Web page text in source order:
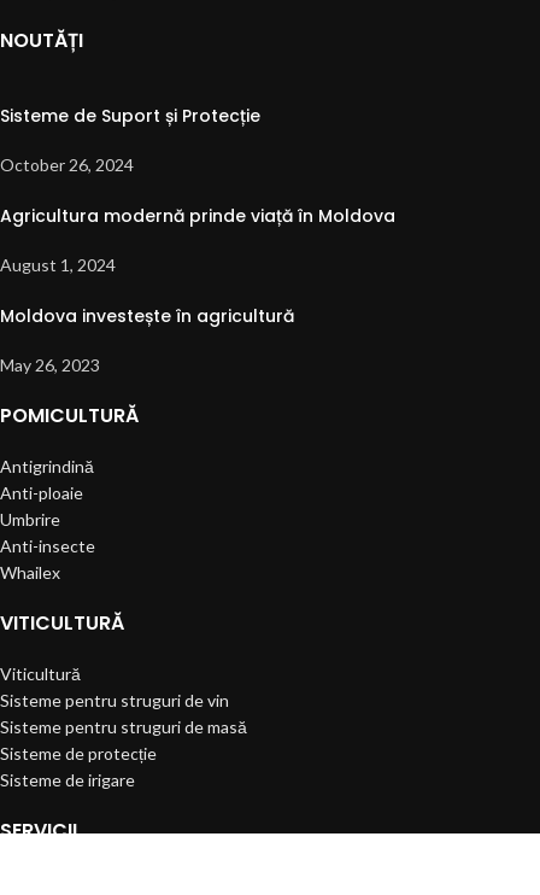
NOUTĂȚI
Sisteme de Suport și Protecție
October 26, 2024
Agricultura modernă prinde viață în Moldova
August 1, 2024
Moldova investește în agricultură
May 26, 2023
POMICULTURĂ
Antigrindină
Anti-ploaie
Umbrire
Anti-insecte
Whailex
VITICULTURĂ
Viticultură
Sisteme pentru struguri de vin
Sisteme pentru struguri de masă
Sisteme de protecție
Sisteme de irigare
SERVICII